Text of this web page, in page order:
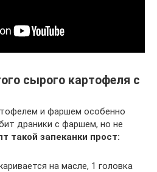
сырого картофеля с
и фаршем особенно
драники с фаршем, но не
такой запеканки прост:
на масле, 1 головка